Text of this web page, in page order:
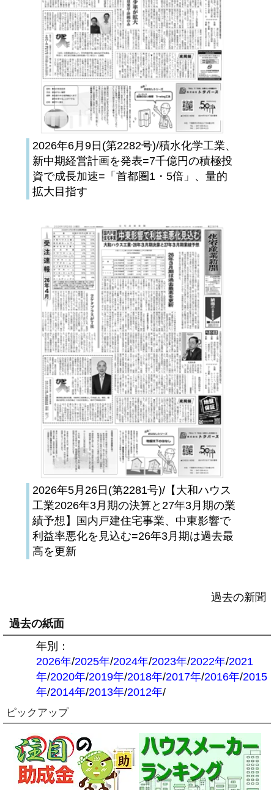
2026年6月9日(第2282号)/積水化学工業、
新中期経営計画を発表=7千億円の積極投
資で成長加速=「首都圏1・5倍」、量的
拡大目指す
2026年5月26日(第2281号)/【大和ハウス
工業2026年3月期の決算と27年3月期の業
績予想】国内戸建住宅事業、中東影響で
利益率悪化を見込む=26年3月期は過去最
高を更新
過去の新聞
過去の紙面
年別：
2026年/2025年/2024年/2023年/2022年/2021
年/2020年/2019年/2018年/2017年/2016年/2015
年/2014年/2013年/2012年/
ピックアップ